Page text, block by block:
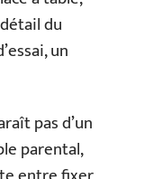
du
un
pas d’un
parental,